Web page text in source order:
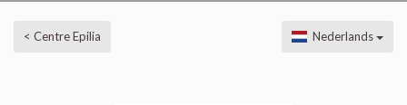
< Centre Epilia Nederlands